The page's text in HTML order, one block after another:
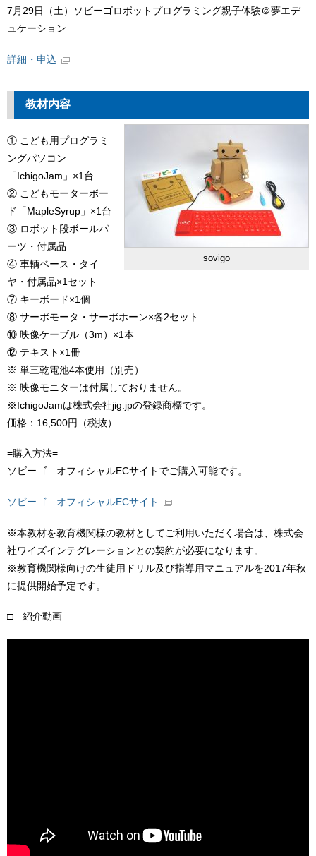
7月29日（土）ソビーゴロボットプログラミング親子体験＠夢エデ
ュケーション
詳細・申込
教材内容
sovigo
① こども用プログラミ
ングパソコン
「IchigoJam」×1台
② こどもモーターボー
ド「MapleSyrup」×1台
③ ロボット段ボールパ
ーツ・付属品
④ 車輌ベース・タイ
ヤ・付属品×1セット
⑦ キーボード×1個
⑧ サーボモータ・サーボホーン×各2セット
⑩ 映像ケーブル（3m）×1本
⑫ テキスト×1冊
※ 単三乾電池4本使用（別売）
※ 映像モニターは付属しておりません。
※IchigoJamは株式会社jig.jpの登録商標です。
価格：16,500円（税抜）
=購入方法=
ソビーゴ オフィシャルECサイトでご購入可能です。
ソビーゴ オフィシャルECサイト
※本教材を教育機関様の教材としてご利用いただく場合は、株式会
社ワイズインテグレーションとの契約が必要になります。
※教育機関様向けの生徒用ドリル及び指導用マニュアルを2017年秋
に提供開始予定です。
□ 紹介動画